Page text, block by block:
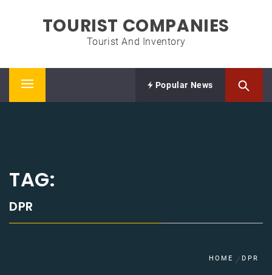
TOURIST COMPANIES
Tourist And Inventory
Primary
Popular News
TAG:
DPR
HOME DPR